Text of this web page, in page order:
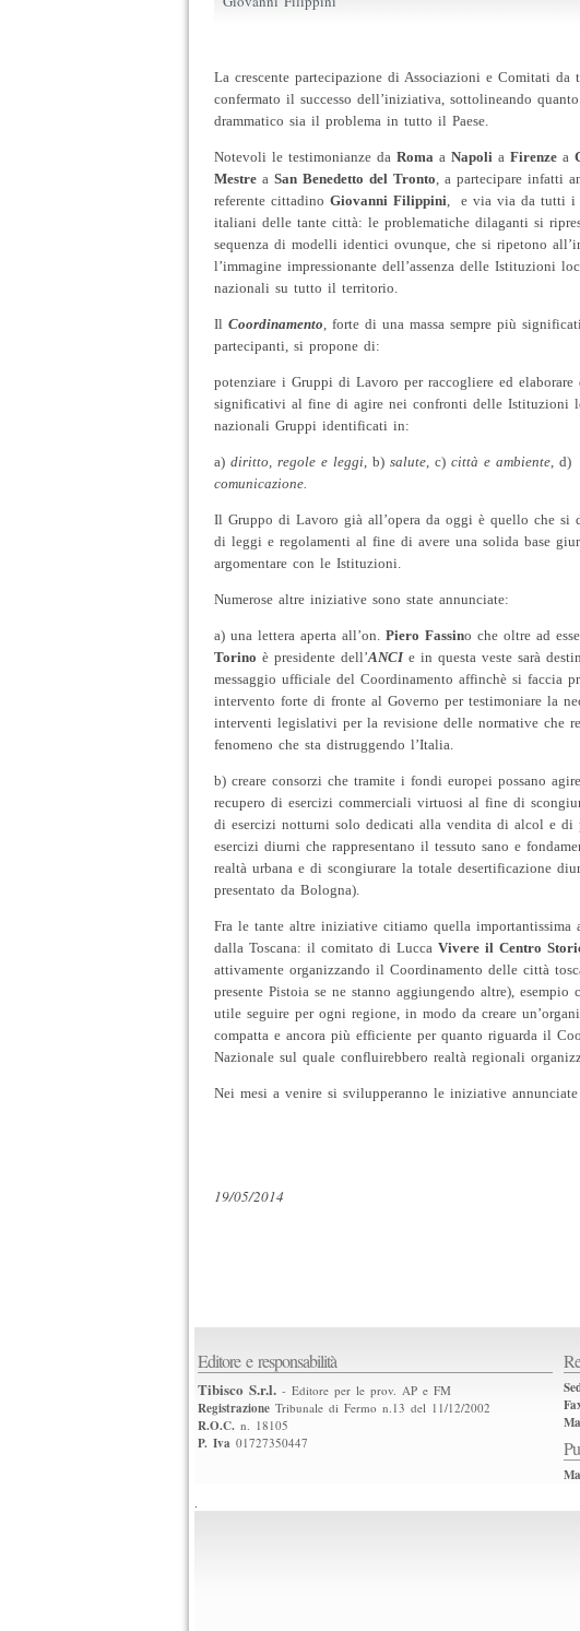
La crescente partecipazione di Associazioni e Comitati da
confermato il successo dell’iniziativa, sottolineando
drammatico sia il problema in tutto il Paese.
Notevoli le testimonianze da Romaa Napolia Firenzea
Mestrea San Benedetto del Tronto, a partecipare infatti
referente cittadino Giovanni Filippini, e via via da tutti i
italiani delle tante città: le problematiche dilaganti si
sequenza di modelli identici ovunque, che si ripetono
l’immagine impressionante dell’assenza delle Istituzioni
nazionali su tutto il territorio.
Il Coordinamento, forte di una massa sempre più
partecipanti, si propone di:
potenziare i Gruppi di Lavoro per raccogliere ed elaborare
significativi al fine di agire nei confronti delle Istituzioni
nazionali Gruppi identificati in:
a) diritto, regole e leggi, b) salute, c) città e ambiente, d)
comunicazione.
Il Gruppo di Lavoro già all’opera da oggi è quello che si
di leggi e regolamenti al fine di avere una solida base
argomentare con le Istituzioni.
Numerose altre iniziative sono state annunciate:
a) una lettera aperta all’on. Piero Fassino che oltre ad
Torino è presidente dell’ANCIe in questa veste sarà
messaggio ufficiale del Coordinamento affinchè si faccia
intervento forte di fronte al Governo per testimoniare la
interventi legislativi per la revisione delle normative che
fenomeno che sta distruggendo l’Italia.
b) creare consorzi che tramite i fondi europei possano
recupero di esercizi commerciali virtuosi al fine di
di esercizi notturni solo dedicati alla vendita di alcol e di
esercizi diurni che rappresentano il tessuto sano e
realtà urbana e di scongiurare la totale desertificazione
presentato da Bologna).
Fra le tante altre iniziative citiamo quella importantissima
dalla Toscana: il comitato di Lucca Vivere il Centro
attivamente organizzando il Coordinamento delle città
presente Pistoia se ne stanno aggiungendo altre), esempio
utile seguire per ogni regione, in modo da creare
compatta e ancora più efficiente per quanto riguarda il
Nazionale sul quale confluirebbero realtà regionali
Nei mesi a venire si svilupperanno le iniziative
19/05/2014
Editore e responsabilità
Tibisco S.r.l.- Editore per le prov. AP e FM
RegistrazioneTribunale di Fermo n.13 del 11/12/2002
R.O.C. n. 18105
P. Iva 01727350447
.